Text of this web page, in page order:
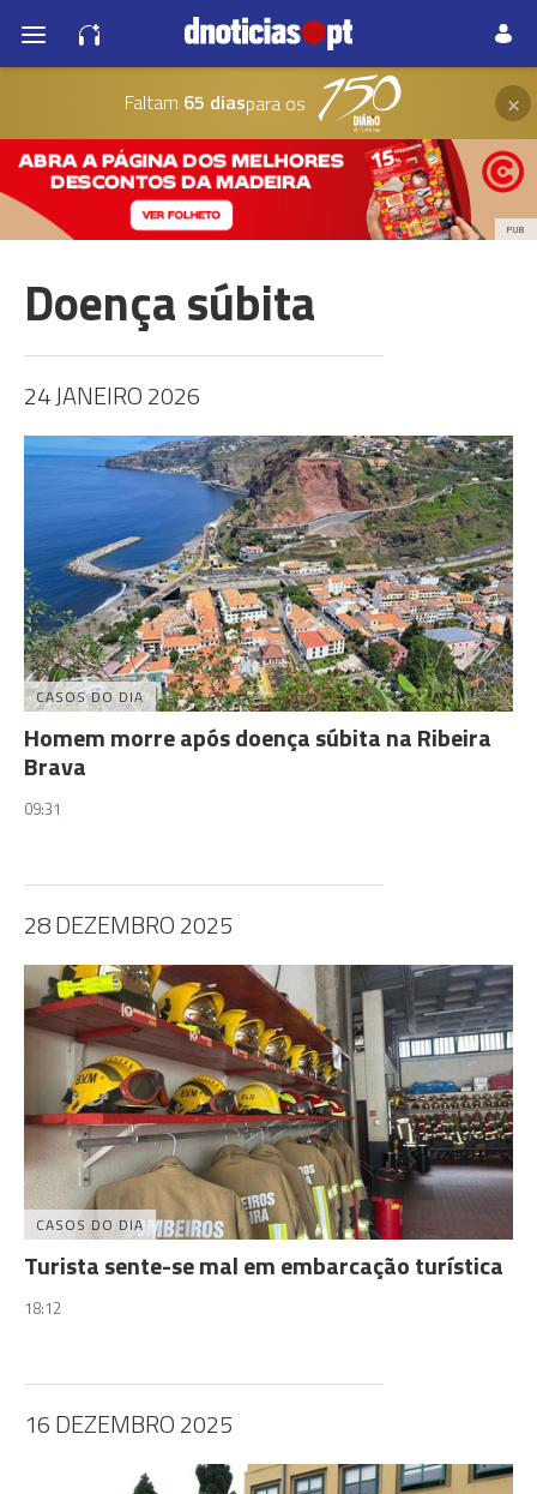
Faltam 65 diaspara os ×
PUB
Doença súbita
24 JANEIRO 2026
CASOS DO DIA
Homem morre após doença súbita na Ribeira
Brava
09:31
28 DEZEMBRO 2025
CASOS DO DIA
Turista sente-se mal em embarcação turística
18:12
16 DEZEMBRO 2025